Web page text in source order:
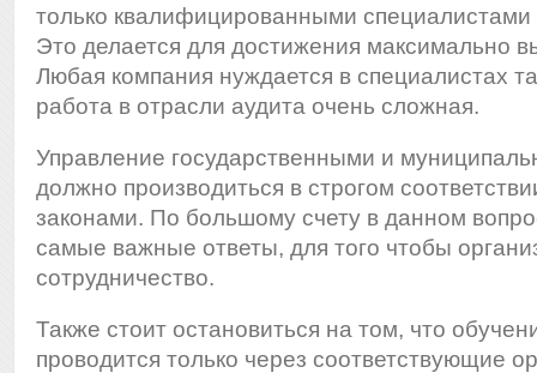
только квалифицированными
Это делается для достижения максимально
Любая компания нуждается в специалистах
работа в отрасли аудита очень сложная.
Управление государственными и
должно производиться в строгом
законами. По большому счету в данном
самые важные ответы, для того чтобы
сотрудничество.
Также стоит остановиться на том, что
проводится только через соответствующие